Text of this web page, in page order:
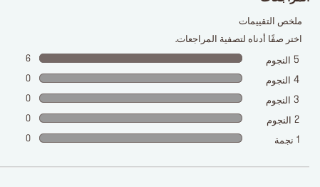
ملخص التقييمات
اختر صفًا أدناه لتصفية المراجعات.
5 النجوم 6
4 النجوم 0
3 النجوم 0
2 النجوم 0
1 نجمة 0